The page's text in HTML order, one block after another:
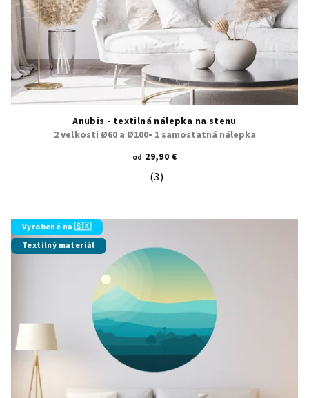
Anubis - textilná nálepka na stenu
2 veľkosti Ø60 a Ø100• 1 samostatná nálepka
od 29,90 €
Priemerné hodnotenie produktu
(3)
Vyrobené na 🇸🇰
Textilný materiál